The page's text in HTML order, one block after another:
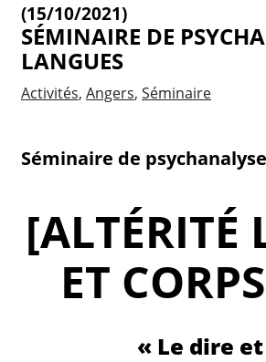
(15/10/2021)
SÉMINAIRE DE
LANGUES
Activités Angers Séminaire
Séminaire de psychanalyse
[ALTÉRITÉ
ET
« Le dire